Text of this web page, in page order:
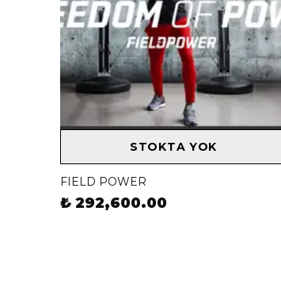
STOKTA YOK
FIELD POWER
₺ 292,600.00